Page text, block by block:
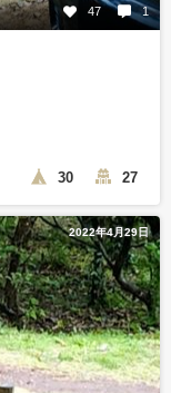
47 1
30 27
2022年4月29日